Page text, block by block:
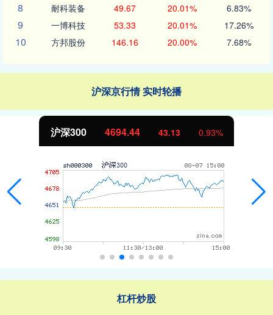
8 耐科装备 49.67 20.01% 6.83%
9 一博科技 53.33 20.01% 17.26%
10 方邦股份 146.16 20.00% 7.68%
沪深京行情 实时轮播
北证50 1134.24 11.37 1.01%
杠杆炒股